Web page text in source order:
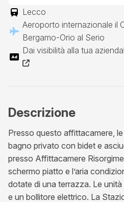
Lecco
Aeroporto internazionale il
Bergamo-Orio al Serio
Dai visibilità alla tua
Descrizione
Presso questo affittacamere,
bagno privato con bidet e
presso Affittacamere
schermo piatto e l’aria
dotate di una terrazza. Le
e un bollitore elettrico. La